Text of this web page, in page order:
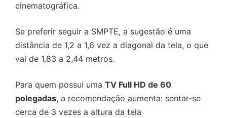
cinematográfica.
Se preferir seguir a SMPTE, a sugestão é uma
distância de 1,2 a 1,6 vez a diagonal da tela, o que
vai de 1,83 a 2,44 metros.
Para quem possui uma TV Full HD de 60
polegadas, a recomendação aumenta: sentar-se
cerca de 3 vezes a altura da tela